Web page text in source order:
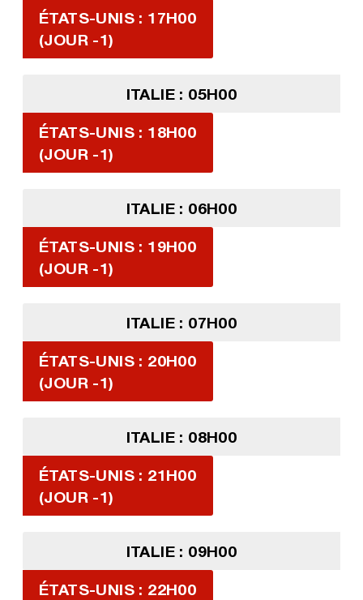
ÉTATS-UNIS : 17H00
(JOUR -1)
ITALIE : 05H00
ÉTATS-UNIS : 18H00
(JOUR -1)
ITALIE : 06H00
ÉTATS-UNIS : 19H00
(JOUR -1)
ITALIE : 07H00
ÉTATS-UNIS : 20H00
(JOUR -1)
ITALIE : 08H00
ÉTATS-UNIS : 21H00
(JOUR -1)
ITALIE : 09H00
ÉTATS-UNIS : 22H00